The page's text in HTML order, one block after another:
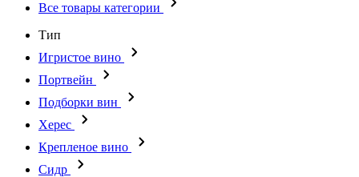
Все товары категории
Тип
Игристое вино
Портвейн
Подборки вин
Херес
Крепленое вино
Сидр